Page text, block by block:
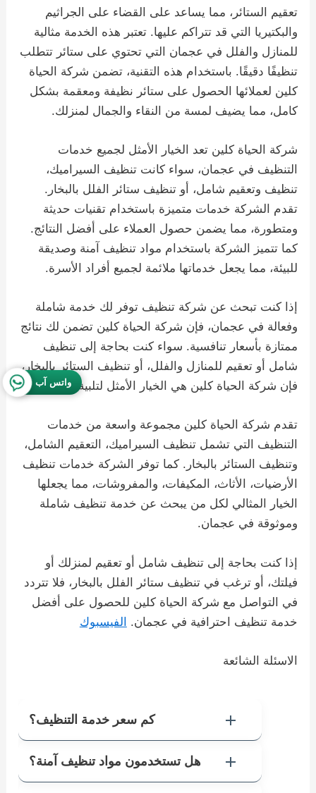
تعقيم الستائر، مما يساعد على القضاء على الجراثيم
والبكتيريا التي قد تتراكم عليها. تعتبر هذه الخدمة مثالية
للمنازل والفلل في عجمان التي تحتوي على ستائر تتطلب
تنظيفًا دقيقًا. باستخدام هذه التقنية، تضمن شركة الحياة
كلين لعملائها الحصول على ستائر نظيفة ومعقمة بشكل
كامل، مما يضيف لمسة من النقاء والجمال لمنزلك.
شركة الحياة كلين تعد الخيار الأمثل لجميع خدمات
التنظيف في عجمان، سواء كانت تنظيف السيراميك،
تنظيف وتعقيم شامل، أو تنظيف ستائر الفلل بالبخار.
تقدم الشركة خدمات متميزة باستخدام تقنيات حديثة
ومتطورة، مما يضمن حصول العملاء على أفضل النتائج.
كما تتميز الشركة باستخدام مواد تنظيف آمنة وصديقة
للبيئة، مما يجعل خدماتها ملائمة لجميع أفراد الأسرة.
إذا كنت تبحث عن شركة تنظيف توفر لك خدمة شاملة
وفعالة في عجمان، فإن شركة الحياة كلين تضمن لك نتائج
ممتازة بأسعار تنافسية. سواء كنت بحاجة إلى تنظيف
شامل أو تعقيم للمنازل والفلل، أو تنظيف الستائر بالبخار،
فإن شركة الحياة كلين هي الخيار الأمثل لتلبية احتياجاتك.
تقدم شركة الحياة كلين مجموعة واسعة من خدمات
التنظيف التي تشمل تنظيف السيراميك، التعقيم الشامل،
وتنظيف الستائر بالبخار. كما توفر الشركة خدمات تنظيف
الأرضيات، الأثاث، المكيفات، والمفروشات، مما يجعلها
الخيار المثالي لكل من يبحث عن خدمة تنظيف شاملة
وموثوقة في عجمان.
إذا كنت بحاجة إلى تنظيف شامل أو تعقيم لمنزلك أو
فيلتك، أو ترغب في تنظيف ستائر الفلل بالبخار، فلا تتردد
في التواصل مع شركة الحياة كلين للحصول على أفضل
خدمة تنظيف احترافية في عجمان.
الفيسبوك
الاسئلة الشائعة
كم سعر خدمة التنظيف؟
هل تستخدمون مواد تنظيف آمنة؟
واتس آب